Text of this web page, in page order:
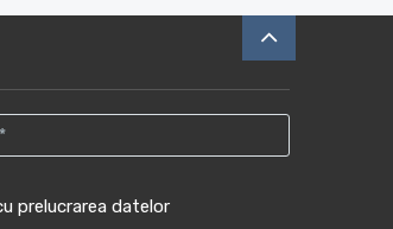
prelucrarea datelor